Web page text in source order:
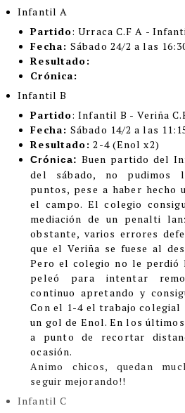
Infantil A
Partido: Urraca C.F A -
Fecha:Sábado 24/2 a las
Resultado:
Crónica:
Infantil B
Partido: Infantil B - Veriña
Fecha:Sábado 14/2 a las
Resultado: 2-4 (Enol x2)
Crónica: Buen partido del
del sábado, no pudimos
puntos, pese a haber hecho
el campo. El colegio
mediación de un penalti
obstante, varios errores
que el Veriña se fuese al
Pero el colegio no le
peleó para intentar
continuo apretando y
Con el 1-4 el trabajo colegial
un gol de Enol. En los
a punto de recortar
ocasión.
Animo chicos, quedan
seguir mejorando!!
Infantil C